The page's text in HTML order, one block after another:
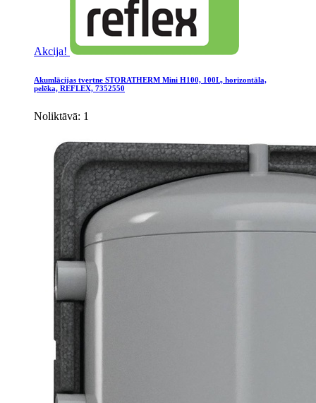
Akcija!
Akumlācijas tvertne STORATHERM Mini H100, 100L, horizontāla,
pelēka, REFLEX, 7352550
Noliktāvā: 1